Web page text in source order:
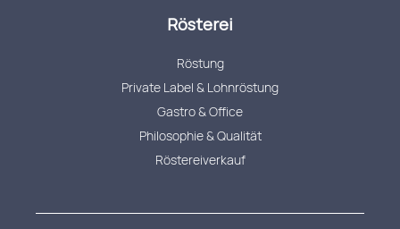
Rösterei
Röstung
Private Label & Lohnröstung
Gastro & Office
Philosophie & Qualität
Röstereiverkauf